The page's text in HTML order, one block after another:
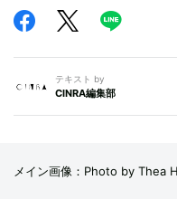
テキスト by
CINRA編集部
メイン画像：Photo by Thea